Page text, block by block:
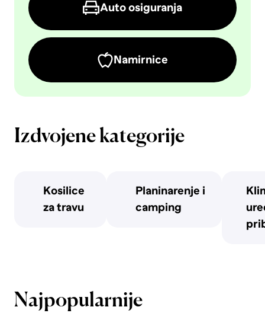
Auto osiguranja
Namirnice
Izdvojene kategorije
Kosilice
za travu
Planinarenje i
camping
Najpopularnije